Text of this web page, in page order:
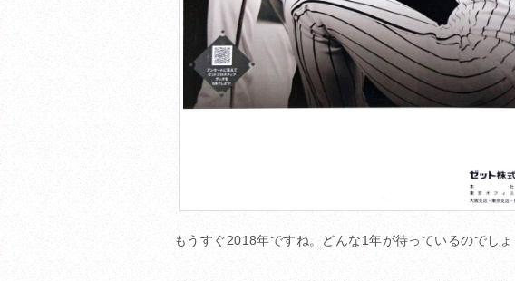
もうすぐ2018年ですね。どんな1年が待っているのでしょ